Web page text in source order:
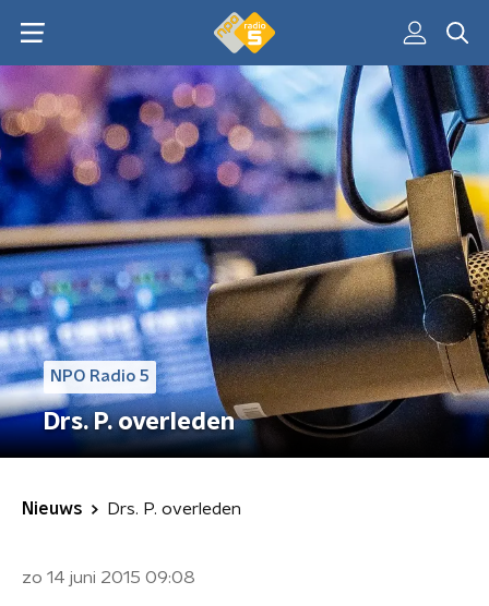
NPO Radio 5
Drs. P. overleden
Nieuws Drs. P. overleden
zo 14 juni 2015 09:08